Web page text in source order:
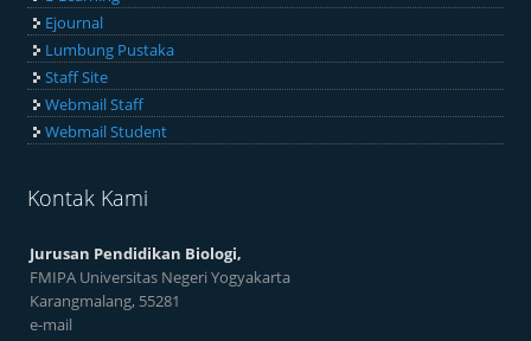
Ejournal
Lumbung Pustaka
Staff Site
Webmail Staff
Webmail Student
Kontak Kami
Jurusan Pendidikan Biologi,
FMIPA Universitas Negeri Yogyakarta
Karangmalang, 55281
e-mail